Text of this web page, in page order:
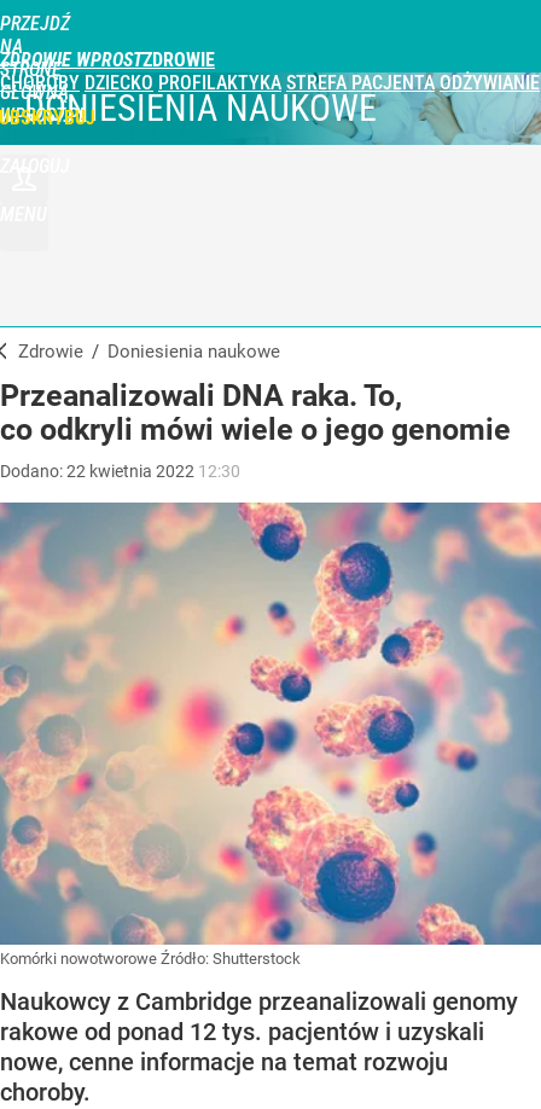
PRZEJDŹ
NA
STRONĘ
GŁÓWNĄ
WPROST.PL
ZDROWIE WPROST
CHOROBY DZIECKO PROFILAKTYKA STREFA PACJENTA ODŻYWIANIE
DONIESIENIA NAUKOWE
Zdrowie / Doniesienia naukowe
Przeanalizowali DNA raka. To,
co odkryli mówi wiele o jego genomie
Dodano:22 kwietnia 2022 12:30
Komórki nowotworowe Źródło: Shutterstock
Naukowcy z Cambridge przeanalizowali genomy
rakowe od ponad 12 tys. pacjentów i uzyskali
nowe, cenne informacje na temat rozwoju
choroby.